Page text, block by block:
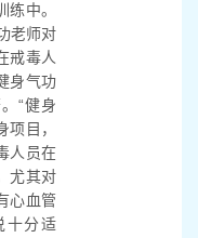
练中。
老师对
戒毒人
身气功
“健身
目，
人员在
尤其对
心血管
十分适